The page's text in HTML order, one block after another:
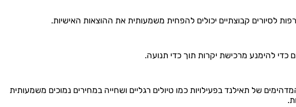
לסיורים קבוצתיים יכולים להפחית משמעותית את ההוצאות האישיות.
כדי להימנע מרכישת יקרות תוך כדי תנועה.
של תאילנד בפעילויות כמו טיולים רגליים ושחייה במחירים נמוכים משמעותית